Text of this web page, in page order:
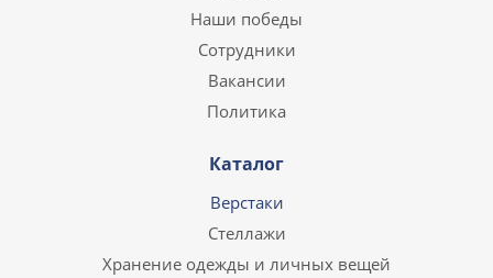
Наши победы
Сотрудники
Вакансии
Политика
Каталог
Верстаки
Стеллажи
Хранение одежды и личных вещей